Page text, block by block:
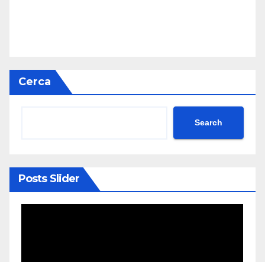
Cerca
Search
Posts Slider